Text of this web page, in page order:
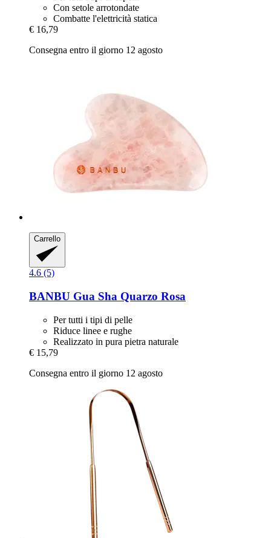
Con setole arrotondate
Combatte l'elettricità statica
€ 16,79
Consegna entro il giorno 12 agosto
Carrello
4.6 (5)
BANBU Gua Sha Quarzo Rosa
Per tutti i tipi di pelle
Riduce linee e rughe
Realizzato in pura pietra naturale
€ 15,79
Consegna entro il giorno 12 agosto